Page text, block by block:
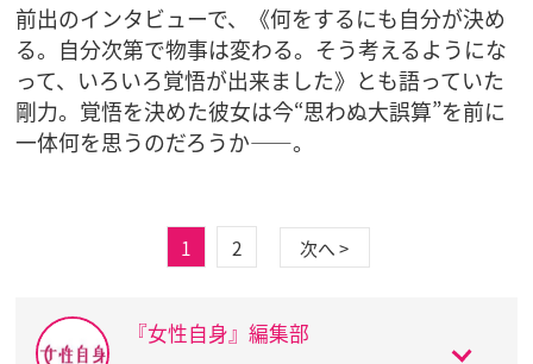
前出のインタビューで、《何をするにも自分が決め
る。自分次第で物事は変わる。そう考えるようにな
って、いろいろ覚悟が出来ました》とも語っていた
剛力。覚悟を決めた彼女は今“思わぬ大誤算”を前に
一体何を思うのだろうか――。
1 2 次へ >
『女性自身』編集部